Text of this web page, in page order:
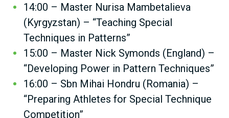
14:00 – Master Nurisa Mambetalieva
(Kyrgyzstan) – “Teaching Special
Techniques in Patterns”
15:00 – Master Nick Symonds (England) –
“Developing Power in Pattern Techniques”
16:00 – Sbn Mihai Hondru (Romania) –
“Preparing Athletes for Special Technique
Competition”